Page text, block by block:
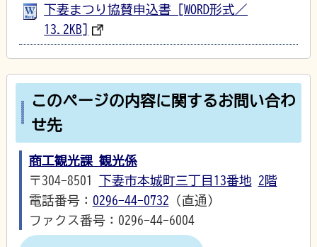
下妻まつり協賛申込書 [WORD形式／
13.2KB]
このページの内容に関するお問い合わ
せ先
商工観光課 観光係
〒304-8501
下妻市本城町三丁目13番地 2階
電話番号： 0296-44-0732 （直通）
ファクス番号：0296-44-6004